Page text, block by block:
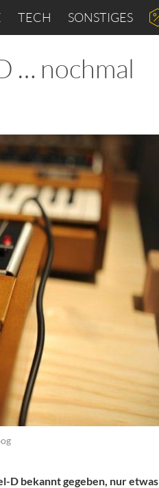
TECH SONSTIGES
… nochmal
D bekannt gegeben, nur etwas